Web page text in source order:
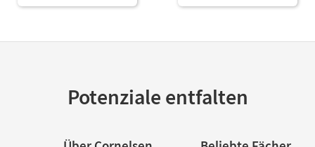
Potenziale entfalten